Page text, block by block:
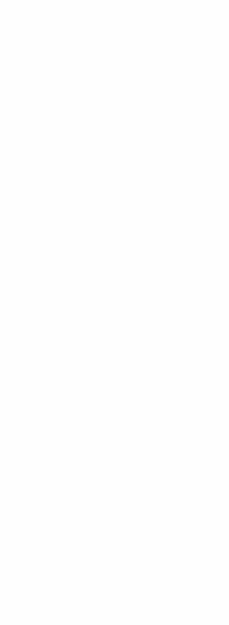
AGGIUNTIVE
DELLA
merenda a base
fiori
mattina,
decisi,
amate i
e scoprirete